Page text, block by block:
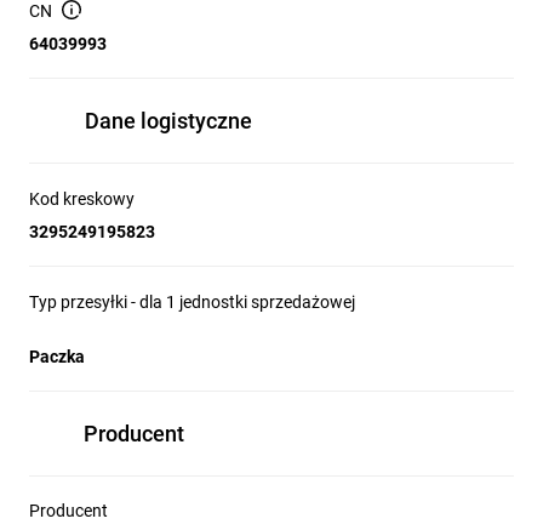
CN
64039993
Dane logistyczne
Kod kreskowy
3295249195823
Typ przesyłki - dla 1 jednostki sprzedażowej
Paczka
Producent
Producent